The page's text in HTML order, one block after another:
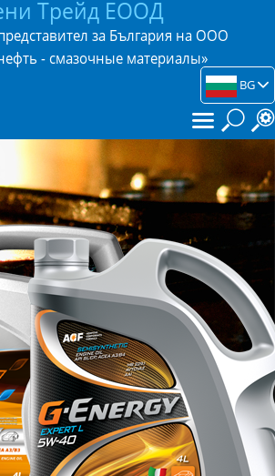
Трейд ЕООД
за България на ООО
- смазочные материалы»
BG